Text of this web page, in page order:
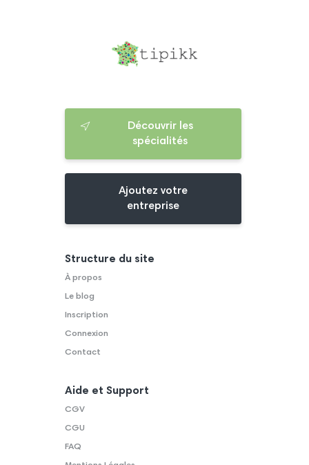
Découvrir les
spécialités
Ajoutez votre
entreprise
Structure du site
À propos
Le blog
Inscription
Connexion
Contact
Aide et Support
CGV
CGU
FAQ